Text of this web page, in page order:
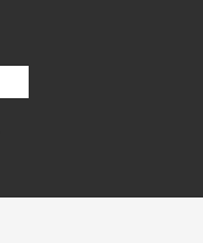
ATTITUDE de